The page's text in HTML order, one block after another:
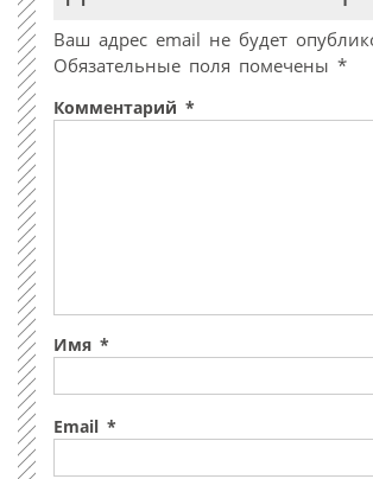
Ваш адрес email не будет
Обязательные поля помечены *
Комментарий *
Имя *
Email *